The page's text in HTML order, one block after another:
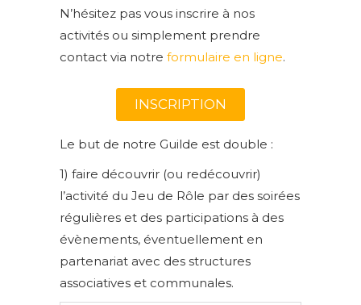
N’hésitez pas vous inscrire à nos
activités ou simplement prendre
contact via notre formulaire en ligne.
INSCRIPTION
Le but de notre Guilde est double :
1) faire découvrir (ou redécouvrir)
l’activité du Jeu de Rôle par des soirées
régulières et des participations à des
évènements, éventuellement en
partenariat avec des structures
associatives et communales.